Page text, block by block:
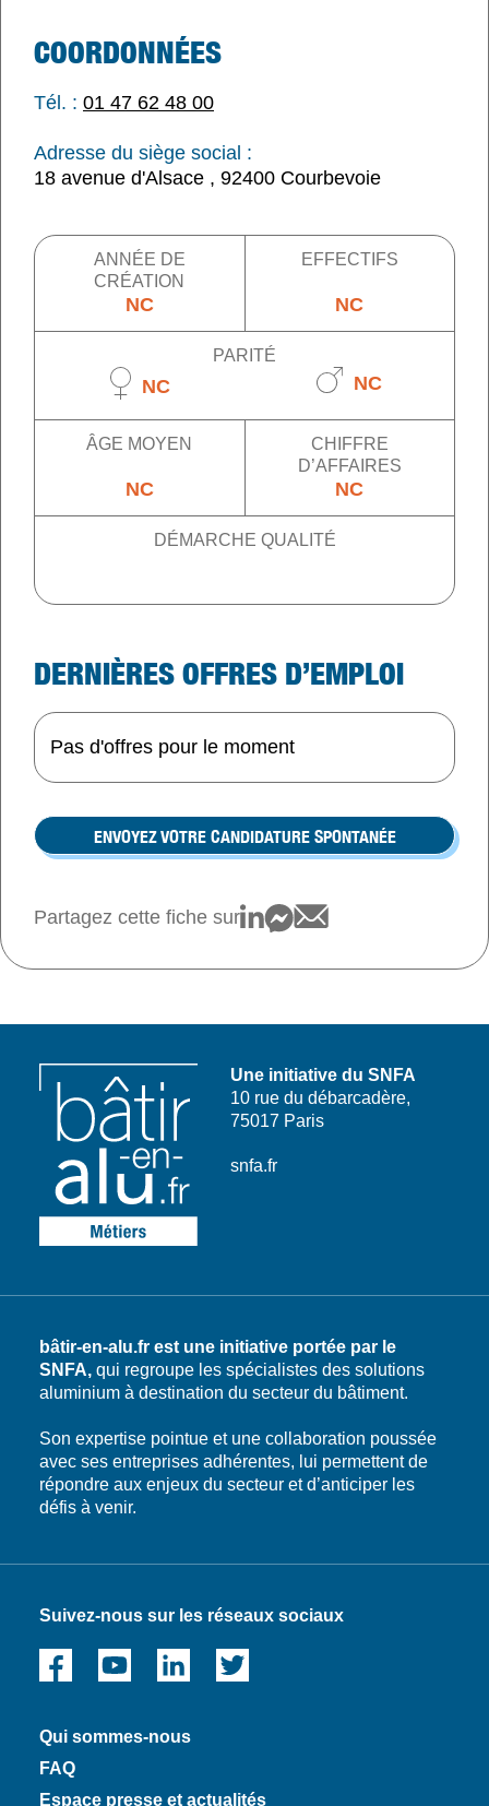
COORDONNÉES
Tél. : 01 47 62 48 00
Adresse du siège social :
18 avenue d'Alsace , 92400 Courbevoie
ANNÉE DE
CRÉATION
NC
EFFECTIFS
NC
PARITÉ
NC NC
ÂGE MOYEN
NC
CHIFFRE
D’AFFAIRES
NC
DÉMARCHE QUALITÉ
DERNIÈRES OFFRES D’EMPLOI
Pas d'offres pour le moment
ENVOYEZ VOTRE CANDIDATURE SPONTANÉE
Partagez cette fiche sur
Une initiative du SNFA
10 rue du débarcadère,
75017 Paris
snfa.fr
bâtir-en-alu.fr est une initiative portée par le
SNFA, qui regroupe les spécialistes des solutions
aluminium à destination du secteur du bâtiment.
Son expertise pointue et une collaboration poussée
avec ses entreprises adhérentes, lui permettent de
répondre aux enjeux du secteur et d’anticiper les
défis à venir.
Suivez-nous sur les réseaux sociaux
Qui sommes-nous
FAQ
Espace presse et actualités